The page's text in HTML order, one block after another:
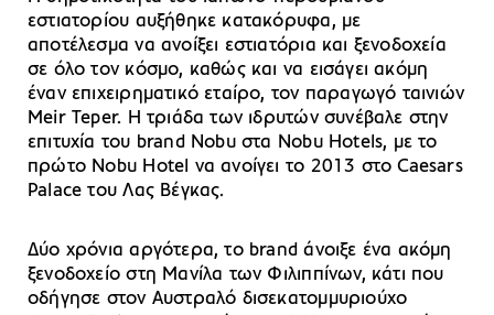
εστιατορίου αυξήθηκε κατακόρυφα, με
αποτέλεσμα να ανοίξει εστιατόρια και ξενοδοχεία
σε όλο τον κόσμο, καθώς και να εισάγει ακόμη
έναν επιχειρηματικό εταίρο, τον παραγωγό ταινιών
Meir Teper. Η τριάδα των ιδρυτών συνέβαλε στην
επιτυχία του brand Nobu στα Nobu Hotels, με το
πρώτο Nobu Hotel να ανοίγει το 2013 στο Caesars
Palace του Λας Βέγκας.
Δύο χρόνια αργότερα, το brand άνοιξε ένα ακόμη
ξενοδοχείο στη Μανίλα των Φιλιππίνων, κάτι που
οδήγησε στον Αυστραλό δισεκατομμυριούχο